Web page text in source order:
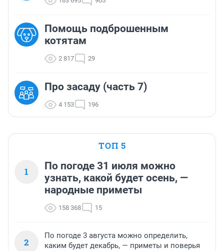
Помощь подброшенным
котятам
2 817 29
Про засаду (часть 7)
4 153 196
ТОП 5
1
По погоде 31 июля можно
узнать, какой будет осень, —
народные приметы
158 368 15
2
По погоде 3 августа можно определить,
каким будет декабрь, — приметы и поверья